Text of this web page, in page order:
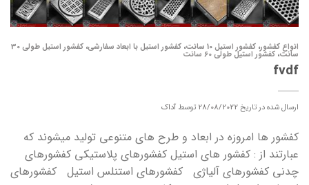
انواع کفشور، کفشور استیل 10 سانت ، کفشور استیل با ابعاد سفارشی، کفشور استیل طولی 30
سانت، کفشور استیل طولی 60 سانت
fvdf
ارسال شده در تاریخ28/08/2022 توسط آداک
کفشور ها امروزه در ابعاد و طرح های متنوعی تولید میشوند که
عبارتند از : کفشور های استیل کفشورهای پلاستیکی کفشورهای
چدنی کفشورهای آلیاژی کفشورهای استنلس استیل کفشورهای